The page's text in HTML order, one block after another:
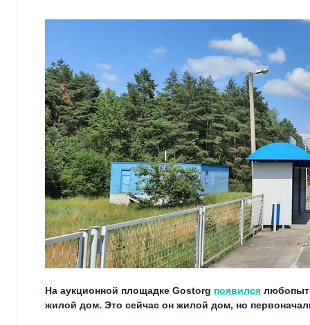
На аукционной площадке Gostorg появился
жилой дом. Это сейчас он жилой дом, но